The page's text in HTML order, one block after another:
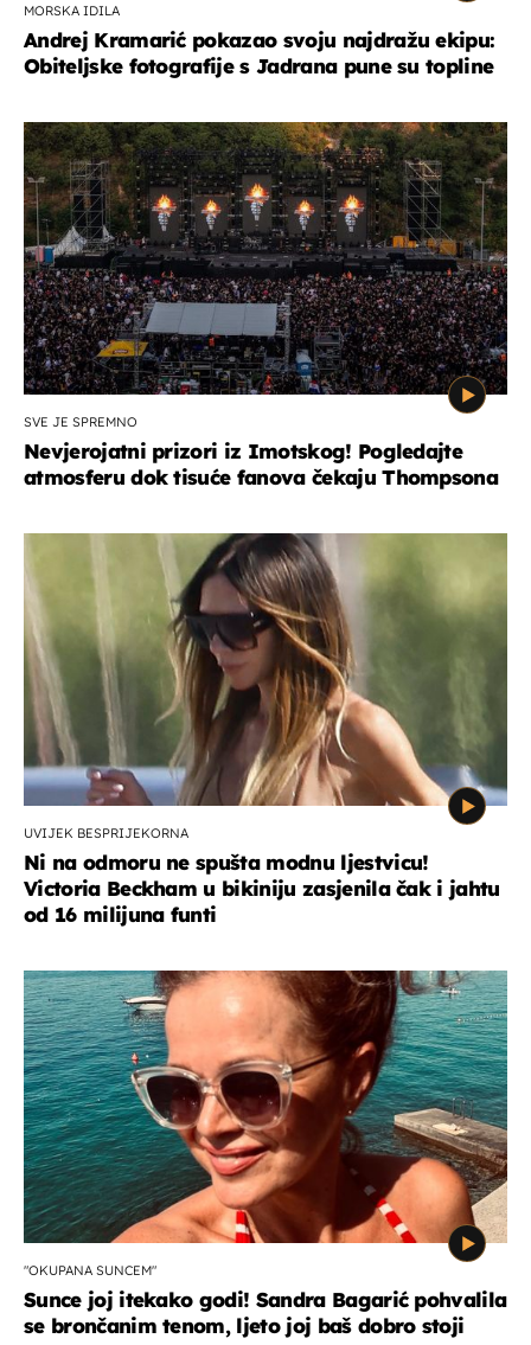
MORSKA IDILA
Andrej Kramarić pokazao svoju najdražu ekipu:
Obiteljske fotografije s Jadrana pune su topline
SVE JE SPREMNO
Nevjerojatni prizori iz Imotskog! Pogledajte
atmosferu dok tisuće fanova čekaju Thompsona
UVIJEK BESPRIJEKORNA
Ni na odmoru ne spušta modnu ljestvicu!
Victoria Beckham u bikiniju zasjenila čak i jahtu
od 16 milijuna funti
"OKUPANA SUNCEM"
Sunce joj itekako godi! Sandra Bagarić pohvalila
se brončanim tenom, ljeto joj baš dobro stoji